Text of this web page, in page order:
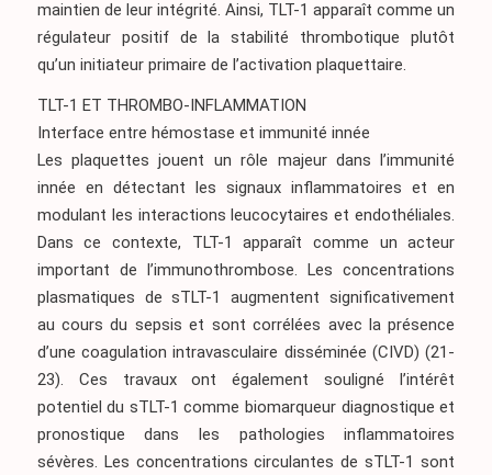
maintien de leur intégrité. Ainsi, TLT-1 apparaît comme un
régulateur positif de la stabilité thrombotique plutôt
qu’un initiateur primaire de l’activation plaquettaire.
TLT-1 ET THROMBO-INFLAMMATION
Interface entre hémostase et immunité innée
Les plaquettes jouent un rôle majeur dans l’immunité
innée en détectant les signaux inflammatoires et en
modulant les interactions leucocytaires et endothéliales.
Dans ce contexte, TLT-1 apparaît comme un acteur
important de l’immunothrombose. Les concentrations
plasmatiques de sTLT-1 augmentent significativement
au cours du sepsis et sont corrélées avec la présence
d’une coagulation intravasculaire disséminée (CIVD)(21-
23). Ces travaux ont également souligné l’intérêt
potentiel du sTLT-1 comme biomarqueur diagnostique et
pronostique dans les pathologies inflammatoires
sévères. Les concentrations circulantes de sTLT-1 sont